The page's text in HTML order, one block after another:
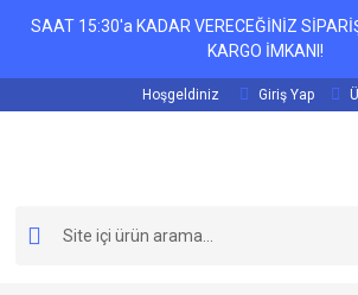
SAAT 15:30'a KADAR VERECEĞİNİZ
KARGO İMKANI!
Hoşgeldiniz Giriş Yap